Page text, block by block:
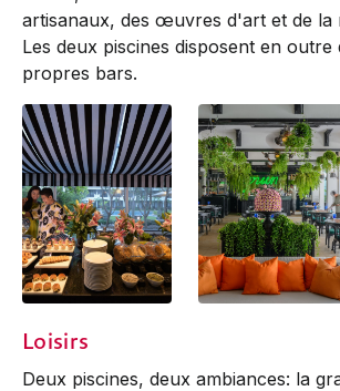
artisanaux, des œuvres d'art et de la
Les deux piscines disposent en outre
propres bars.
Loisirs
Deux piscines, deux ambiances: la